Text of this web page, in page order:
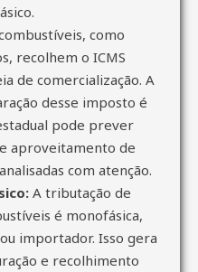
como
recolhem o ICMS
de comercialização. A
desse imposto é
pode prever
aproveitamento de
com atenção.
A tributação de
é monofásica,
importador. Isso gera
e recolhimento